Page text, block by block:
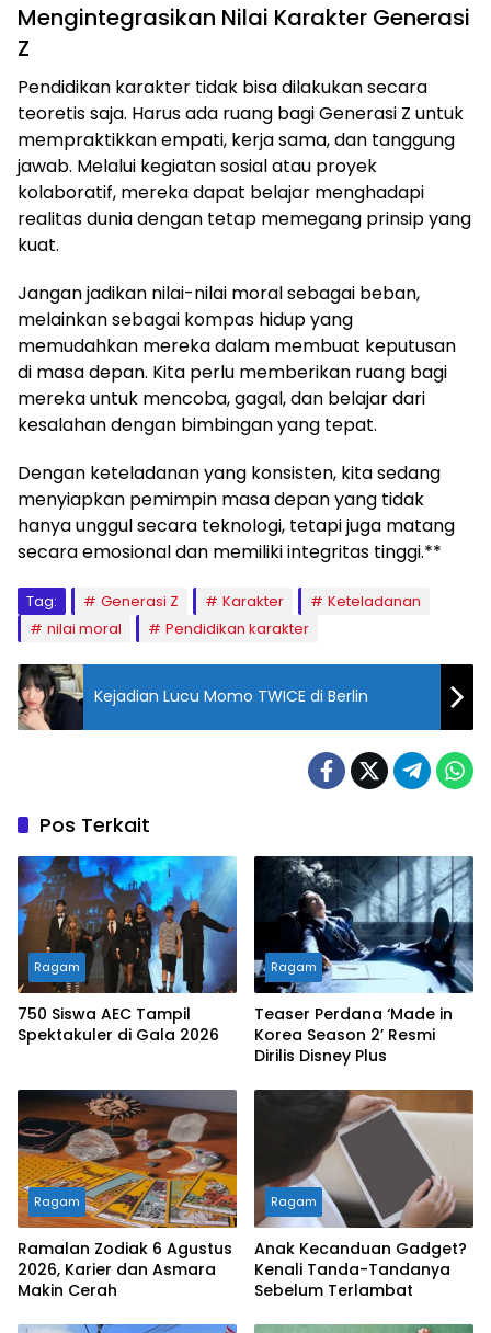
Mengintegrasikan Nilai Karakter Generasi
Z
Pendidikan karakter tidak bisa dilakukan secara
teoretis saja. Harus ada ruang bagi Generasi Z untuk
mempraktikkan empati, kerja sama, dan tanggung
jawab. Melalui kegiatan sosial atau proyek
kolaboratif, mereka dapat belajar menghadapi
realitas dunia dengan tetap memegang prinsip yang
kuat.
Jangan jadikan nilai-nilai moral sebagai beban,
melainkan sebagai kompas hidup yang
memudahkan mereka dalam membuat keputusan
di masa depan. Kita perlu memberikan ruang bagi
mereka untuk mencoba, gagal, dan belajar dari
kesalahan dengan bimbingan yang tepat.
Dengan keteladanan yang konsisten, kita sedang
menyiapkan pemimpin masa depan yang tidak
hanya unggul secara teknologi, tetapi juga matang
secara emosional dan memiliki integritas tinggi.**
Tag: Generasi Z Karakter
Keteladanan
nilai moral
Pendidikan karakter
Kejadian Lucu Momo TWICE di Berlin
Pos Terkait
Ragam
750 Siswa AEC Tampil
Spektakuler di Gala 2026
Ragam
Teaser Perdana ‘Made in
Korea Season 2’ Resmi
Dirilis Disney Plus
Ragam
Ramalan Zodiak 6 Agustus
2026, Karier dan Asmara
Makin Cerah
Ragam
Anak Kecanduan Gadget?
Kenali Tanda-Tandanya
Sebelum Terlambat